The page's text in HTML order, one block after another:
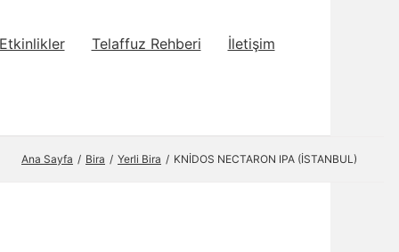
Telaffuz Rehberi İletişim
Ana Sayfa Bira Yerli Bira KNİDOS NECTARON IPA (İSTANBUL)